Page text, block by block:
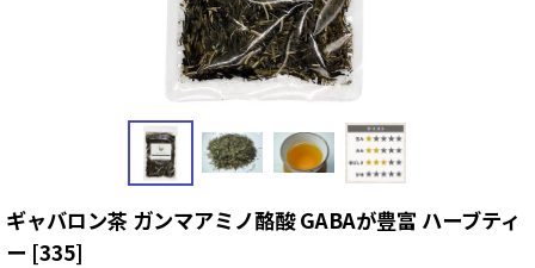
ギャバロン茶 ガンマアミノ酪酸 GABAが豊富 ハーブティ
ー [335]